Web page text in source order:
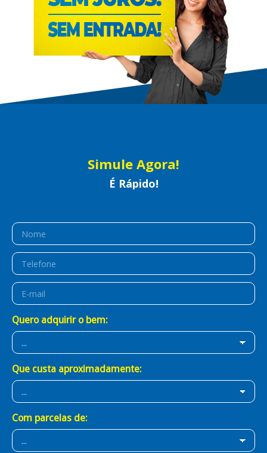
Simule Agora!
É Rápido!
Quero adquirir o bem:
Que custa aproximadamente:
Com parcelas de: